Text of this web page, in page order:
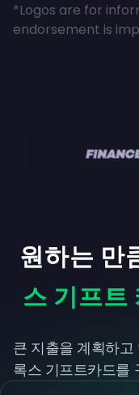
*Logos are for
endorsement is
원하는 만
스 기프트
큰 지출을 계획하
록스 기프트카드를